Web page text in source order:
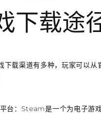
下载途
下载渠道有多种，玩家可以
台：Steam是一个为电子游